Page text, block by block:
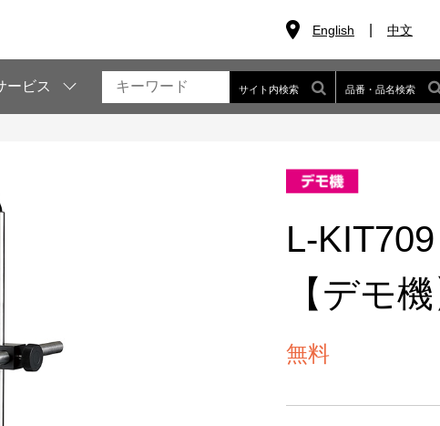
English 中文
ービス サイト内検索 品番・品名検索
L-
【デモ機
無料